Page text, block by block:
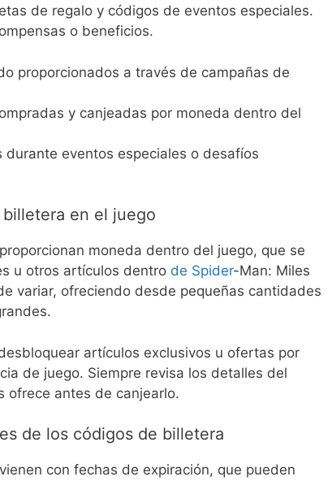
de regalo y códigos de eventos especiales.
o beneficios.
proporcionados a través de campañas de
y canjeadas por moneda dentro del
eventos especiales o desafíos
en el juego
moneda dentro del juego, que se
u otros artículos dentro de Spider-Man: Miles
variar, ofreciendo desde pequeñas cantidades
artículos exclusivos u ofertas por
de juego. Siempre revisa los detalles del
ofrece antes de canjearlo.
de los códigos de billetera
con fechas de expiración, que pueden